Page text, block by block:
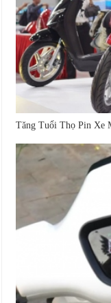
Tăng Tuổi Thọ Pin Xe